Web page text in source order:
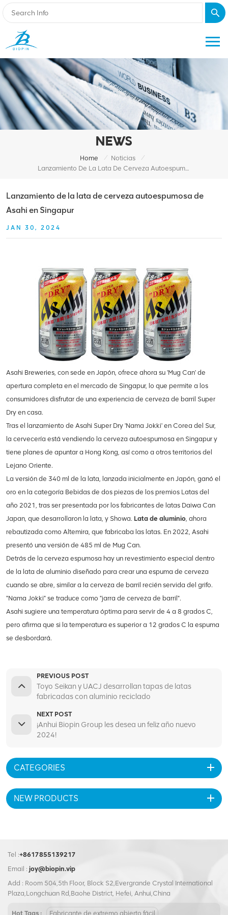
NEWS
Home / Noticias
/
Lanzamiento De La Lata De Cerveza Autoespumosa De Asahi En Singapur
Lanzamiento de la lata de cerveza autoespumosa de
Asahi en Singapur
JAN 30, 2024
Asahi Breweries, con sede en Japón, ofrece ahora su 'Mug Can' de
apertura completa en el mercado de Singapur, lo que permite a los
consumidores disfrutar de una experiencia de cerveza de barril Super
Dry en casa.
Tras el lanzamiento de Asahi Super Dry 'Nama Jokki' en Corea del Sur,
la cervecería está vendiendo la cerveza autoespumosa en Singapur y
tiene planes de apuntar a Hong Kong, así como a otros territorios del
Lejano Oriente.
La versión de 340 ml de la lata, lanzada inicialmente en Japón, ganó el
oro en la categoría Bebidas de dos piezas de los premios Latas del
año 2021, tras ser presentada por los fabricantes de latas Daiwa Can
Japan, que desarrollaron la lata, y Showa. Lata de aluminio , ahora
rebautizada como Altemira, que fabricaba las latas. En 2022, Asahi
presentó una versión de 485 ml de Mug Can.
Detrás de la cerveza espumosa hay un revestimiento especial dentro
de la lata de aluminio diseñado para crear una espuma de cerveza
cuando se abre, similar a la cerveza de barril recién servida del grifo.
"Nama Jokki" se traduce como "jarra de cerveza de barril".
Asahi sugiere una temperatura óptima para servir de 4 a 8 grados C,
pero afirma que si la temperatura es superior a 12 grados C la espuma
se desbordará.
PREVIOUS POST
Toyo Seikan y UACJ desarrollan tapas de latas
fabricadas con aluminio reciclado
NEXT POST
¡Anhui Biopin Group les desea un feliz año nuevo
2024!
CATEGORIES
NEW PRODUCTS
Tel :+8617855139217
Email : joy@biopin.vip
Add : Room 504,5th Floor, Block S2,Evergrande Crystal International
Plaza,Longchuan Rd,Baohe District, Hefei, Anhui,China
Hot Tags : Fabricante de extremo abierto fácil